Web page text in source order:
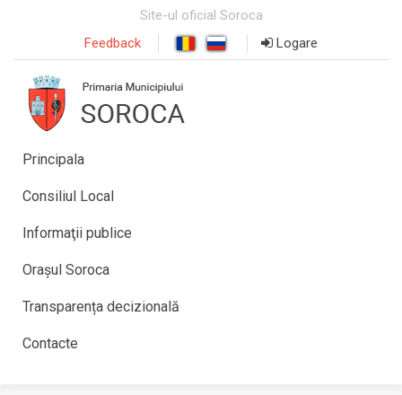
Site-ul oficial Soroca
Feedback
Logare
Principala
Consiliul Local
Informaţii publice
Orașul Soroca
Transparența decizională
Contacte